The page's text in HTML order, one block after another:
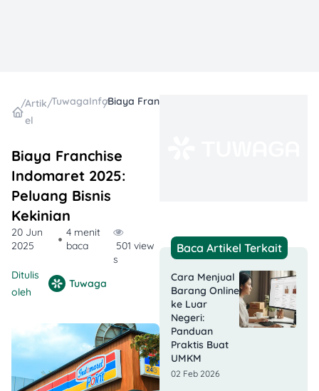
/Artik
el
/TuwagaInfo
/
Biaya Franchise
Indomaret 2025:
Peluang Bisnis
Kekinian
20 Jun
2025
4 menit
baca
501 view
s
Ditulis
oleh
Tuwaga
Baca Artikel Terkait
Cara Menjual
Barang Online
ke Luar
Negeri:
Panduan
Praktis Buat
UMKM
02 Feb 2026